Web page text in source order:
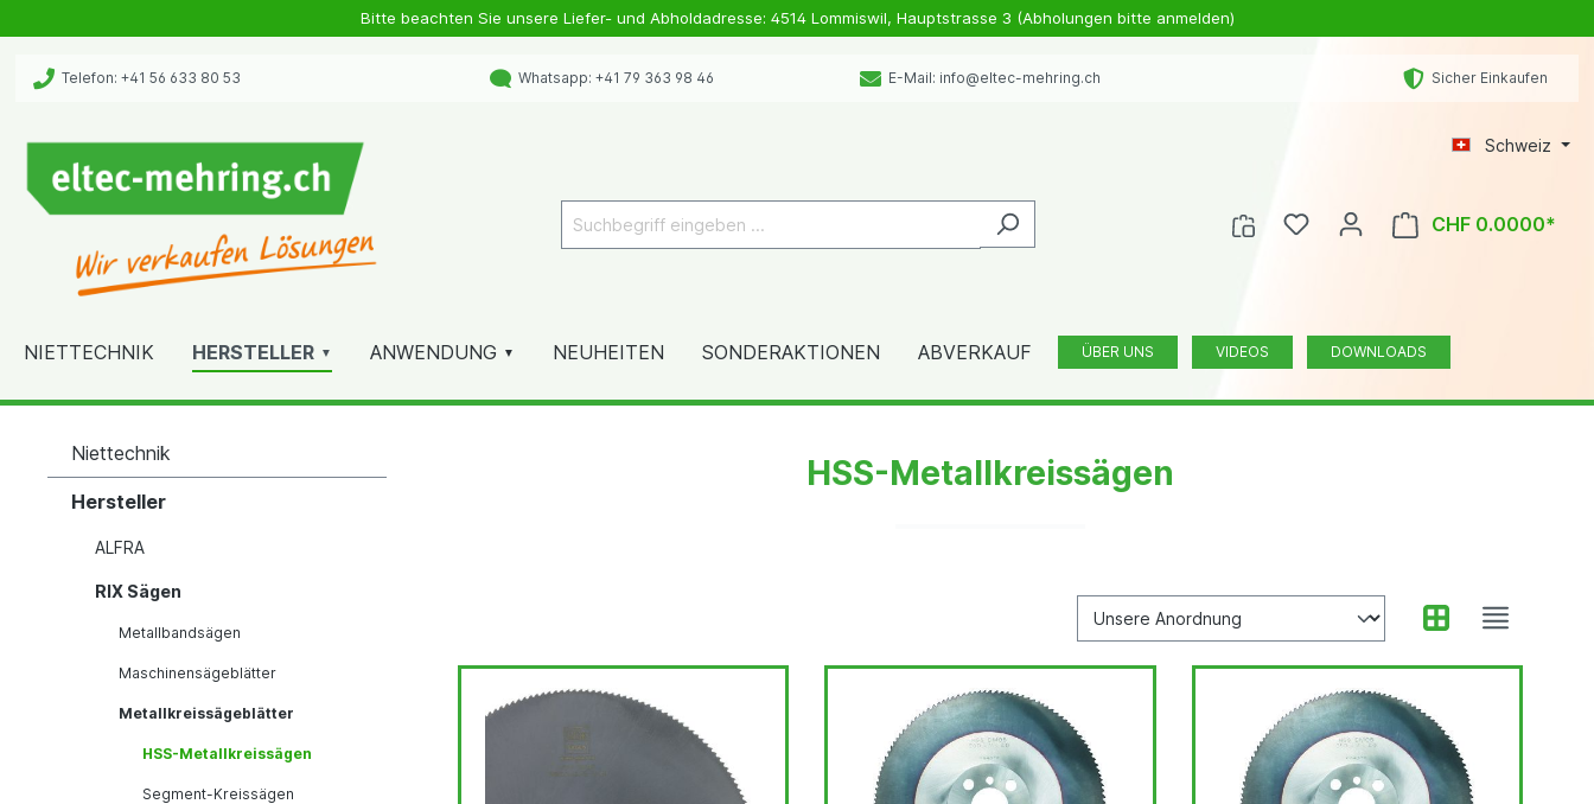
Bitte beachten Sie unsere Liefer- und Abholdadresse: 4514 Lommiswil, Hauptstrasse 3 (Abholungen bitte anmelden)
Telefon: +41 56 633 80 53 Whatsapp: +41 79 363 98 46 E-Mail: info@eltec-mehring.ch Sicher Einkaufen
Schweiz
CHF 0.0000*
NIETTECHNIK HERSTELLER ANWENDUNG NEUHEITEN SONDERAKTIONEN ABVERKAUF ÜBER UNS VIDEOS DOWNLOADS
Niettechnik
Hersteller
ALFRA
RIX Sägen
Metallbandsägen
Maschinensägeblätter
Metallkreissägeblätter
HSS-Metallkreissägen
Segment-Kreissägen
HSS-Metallkreissägen